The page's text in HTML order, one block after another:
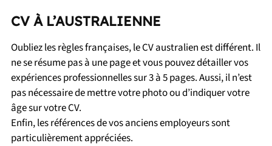
CV À L’AUSTRALIENNE
Oubliez les règles françaises, le CV australien est différent. Il
ne se résume pas à une page et vous pouvez détailler vos
expériences professionnelles sur 3 à 5 pages. Aussi, il n’est
pas nécessaire de mettre votre photo ou d’indiquer votre
âge sur votre CV.
Enfin, les références de vos anciens employeurs sont
particulièrement appréciées.